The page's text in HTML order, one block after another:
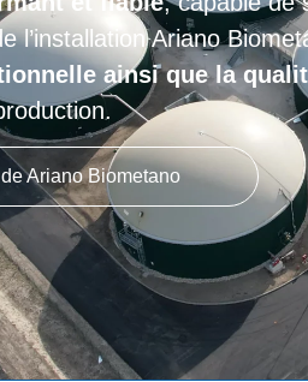
de volumes, qui nous
L’ensemble de
Lire l’histoire de React Yonezawa